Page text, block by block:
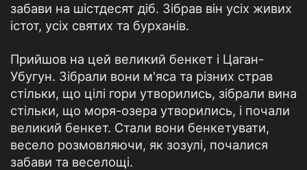
забави на шістдесят діб. Зібрав він усіх живих
істот, усіх святих та бурханів.
Прийшов на цей великий бенкет і Цаган-
Убугун. Зібрали вони м'яса та різних страв
стільки, що цілі гори утворились, зібрали вина
стільки, що моря-озера утворились, і почали
великий бенкет. Стали вони бенкетувати,
весело розмовляючи, як зозулі, почалися
забави та веселощі.